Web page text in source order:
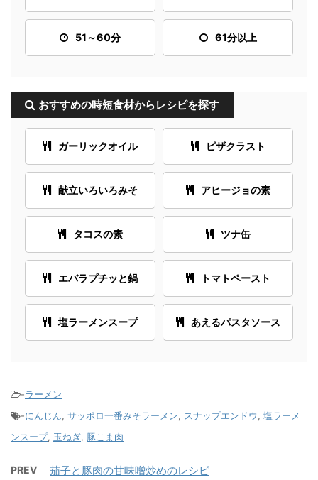
51～60分 61分以上
おすすめの時短食材からレシピを探す
ガーリックオイル ピザクラスト
献立いろいろみそ アヒージョの素
タコスの素 ツナ缶
エバラプチッと鍋 トマトペースト
塩ラーメンスープ あえるパスタソース
-ラーメン
-にんじん, サッポロ一番みそラーメン, スナップエンドウ, 塩ラーメ
ンスープ, 玉ねぎ, 豚こま肉
PREV 茄子と豚肉の甘味噌炒めのレシピ